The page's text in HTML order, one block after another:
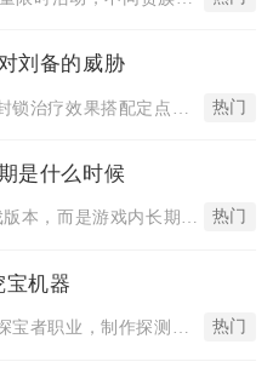
刘备的威胁
热门
是什么时候
大掌门2极限并非独立发售的游戏版本，而是游戏内长期存在的核心... 热门
宝机器
热门